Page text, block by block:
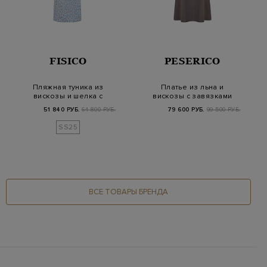
FISICO
Пляжная туника из
вискозы и шелка с
51 840 РУБ. 64 800 РУБ.
SS25
PESERICO
Платье из льна и
вискозы с завязками
79 600 РУБ. 99 500 РУБ.
ВСЕ ТОВАРЫ БРЕНДА